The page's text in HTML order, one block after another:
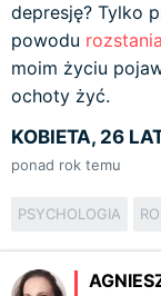
depresję? Tylko
powodu rozstania
moim życiu
ochoty żyć.
KOBIETA, 26
ponad rok temu
PSYCHOLOGIA